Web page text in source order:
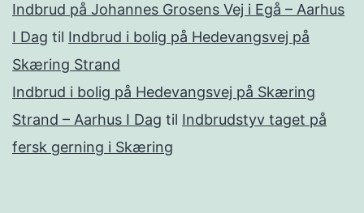
Indbrud på Johannes Grosens Vej i Egå – Aarhus
I Dag til Indbrud i bolig på Hedevangsvej på
Skæring Strand
Indbrud i bolig på Hedevangsvej på Skæring
Strand – Aarhus I Dag til Indbrudstyv taget på
fersk gerning i Skæring